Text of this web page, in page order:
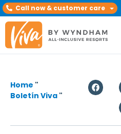
Call now & customer care
Home "
Boletín Viva "